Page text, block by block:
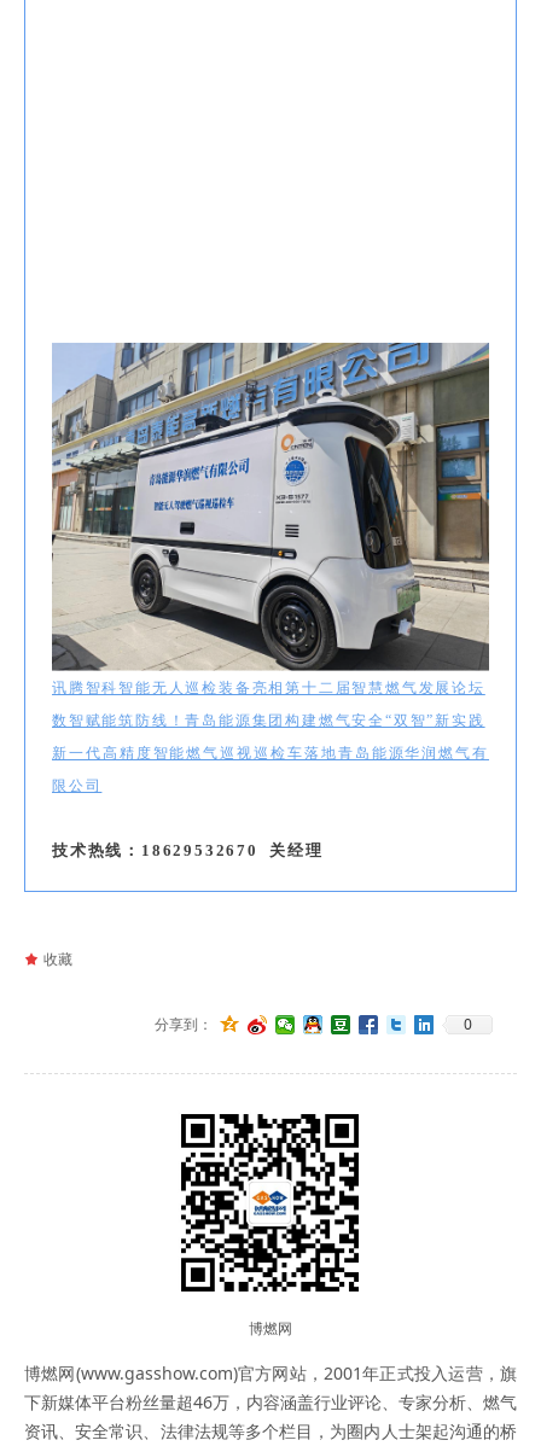
讯腾智科智能无人巡检装备亮相第十二届智慧燃气发展论坛
数智赋能筑防线！青岛能源集团构建燃气安全“双智”新实践
新一代高精度智能燃气巡视巡检车落地青岛能源华润燃气有
限公司
技术热线：18629532670 关经理
分享到： 0
끄 收藏
博燃网
博燃网(www.gasshow.com)官方网站，2001年正式投入运营，旗
下新媒体平台粉丝量超46万，内容涵盖行业评论、专家分析、燃气
资讯、安全常识、法律法规等多个栏目，为圈内人士架起沟通的桥